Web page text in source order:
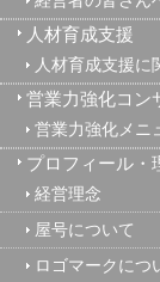
人材育成支援
人材育成支援に
営業力強化コン
営業力強化メニ
プロフィール・
経営理念
屋号について
ロゴマークにつ